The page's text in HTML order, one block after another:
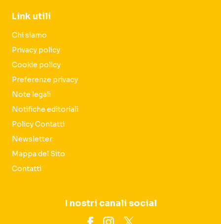
Link utili
Chi siamo
Privacy policy
Cookie policy
Preferenze privacy
Note legali
Notifiche editoriali
Policy Contatti
Newsletter
Mappa del Sito
Contatti
I nostri canali social